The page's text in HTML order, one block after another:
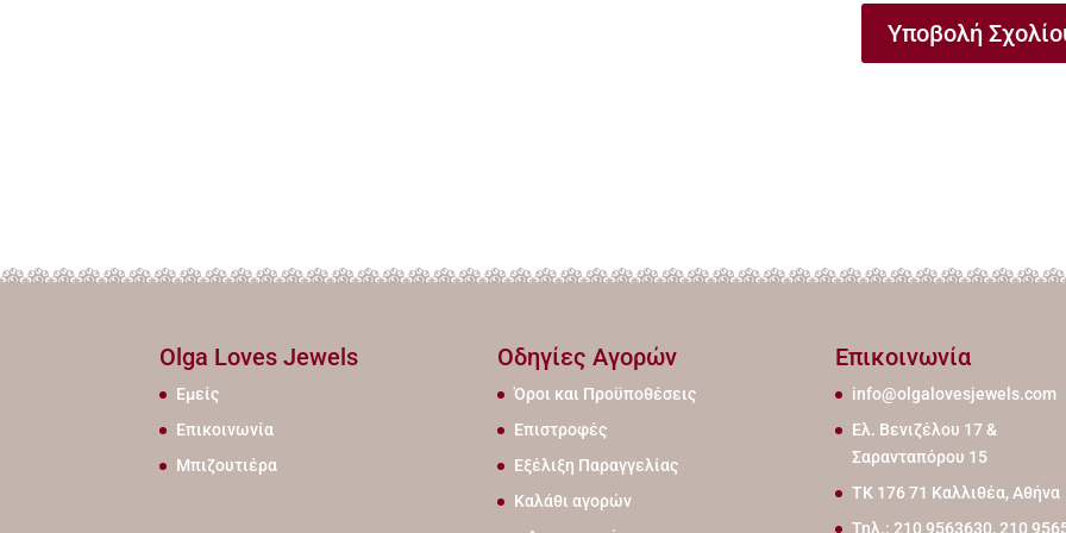
Olga Loves Jewels
Εμείς
Επικοινωνία
Μπιζουτιέρα
Οδηγίες Αγορών
Όροι και Προϋποθέσεις
Επιστροφές
Εξέλιξη Παραγγελίας
Καλάθι αγορών
Επικοινωνία
info@olgalovesjewels.com
Ελ. Βενιζέλου 17 &
Σαρανταπόρου 15
ΤΚ 176 71 Καλλιθέα, Αθήνα
Τηλ.: 210 9563630, 210